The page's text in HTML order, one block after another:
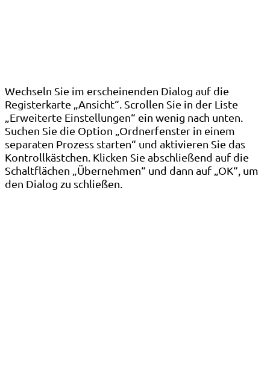
Wechseln Sie im erscheinenden Dialog auf die
Registerkarte „Ansicht“. Scrollen Sie in der Liste
„Erweiterte Einstellungen“ ein wenig nach unten.
Suchen Sie die Option „Ordnerfenster in einem
separaten Prozess starten“ und aktivieren Sie das
Kontrollkästchen. Klicken Sie abschließend auf die
Schaltflächen „Übernehmen“ und dann auf „OK“, um
den Dialog zu schließen.